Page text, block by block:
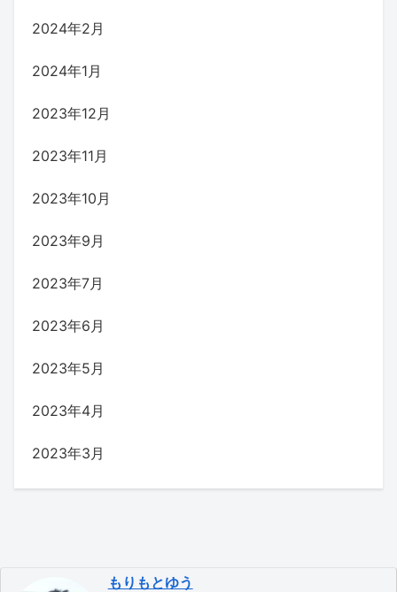
2024年2月
2024年1月
2023年12月
2023年11月
2023年10月
2023年9月
2023年7月
2023年6月
2023年5月
2023年4月
2023年3月
もりもとゆう